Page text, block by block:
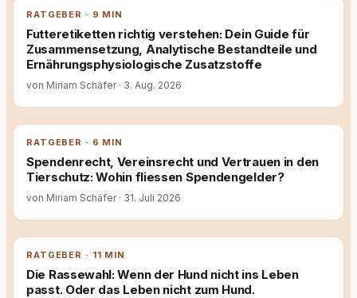
RATGEBER · 9 MIN
Futteretiketten richtig verstehen: Dein Guide für
Zusammensetzung, Analytische Bestandteile und
Ernährungsphysiologische Zusatzstoffe
von Miriam Schäfer · 3. Aug. 2026
RATGEBER · 6 MIN
Spendenrecht, Vereinsrecht und Vertrauen in den
Tierschutz: Wohin fliessen Spendengelder?
von Miriam Schäfer · 31. Juli 2026
RATGEBER · 11 MIN
Die Rassewahl: Wenn der Hund nicht ins Leben
passt. Oder das Leben nicht zum Hund.